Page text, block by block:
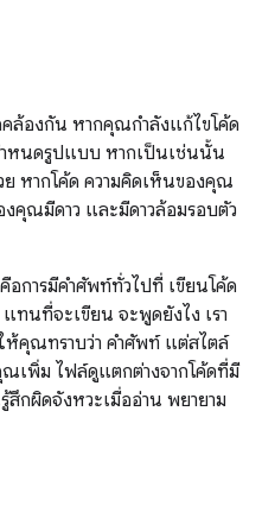
ล้องกัน หากคุณกำลังแก้ไขโค้ด
หนดรูปแบบ หากเป็นเช่นนั้น
ย หากโค้ด ความคิดเห็นของคุณ
คุณมีดาว และมีดาวล้อมรอบตัว
การมีคำศัพท์ทั่วไปที่ เขียนโค้ด
นที่จะเขียน จะพูดยังไง เรา
คุณทราบว่า คำศัพท์ แต่สไตล์
เพิ่ม ไฟล์ดูแตกต่างจากโค้ดที่มี
สึกผิดจังหวะเมื่ออ่าน พยายาม